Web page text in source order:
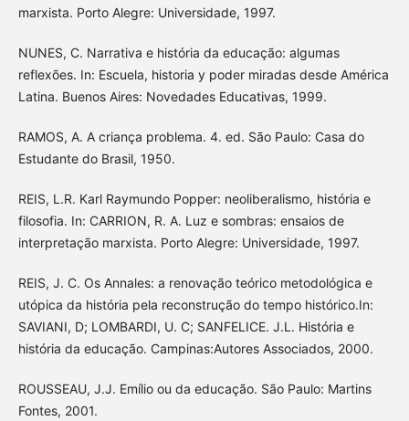
marxista. Porto Alegre: Universidade, 1997.
NUNES, C. Narrativa e história da educação: algumas
reflexões. In: Escuela, historia y poder miradas desde América
Latina. Buenos Aires: Novedades Educativas, 1999.
RAMOS, A. A criança problema. 4. ed. São Paulo: Casa do
Estudante do Brasil, 1950.
REIS, L.R. Karl Raymundo Popper: neoliberalismo, história e
filosofia. In: CARRION, R. A. Luz e sombras: ensaios de
interpretação marxista. Porto Alegre: Universidade, 1997.
REIS, J. C. Os Annales: a renovação teórico metodológica e
utópica da história pela reconstrução do tempo histórico.In:
SAVIANI, D; LOMBARDI, U. C; SANFELICE. J.L. História e
história da educação. Campinas:Autores Associados, 2000.
ROUSSEAU, J.J. Emílio ou da educação. São Paulo: Martins
Fontes, 2001.